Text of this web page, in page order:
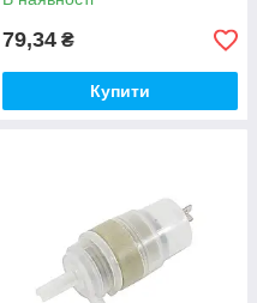
79,34 ₴
Купити